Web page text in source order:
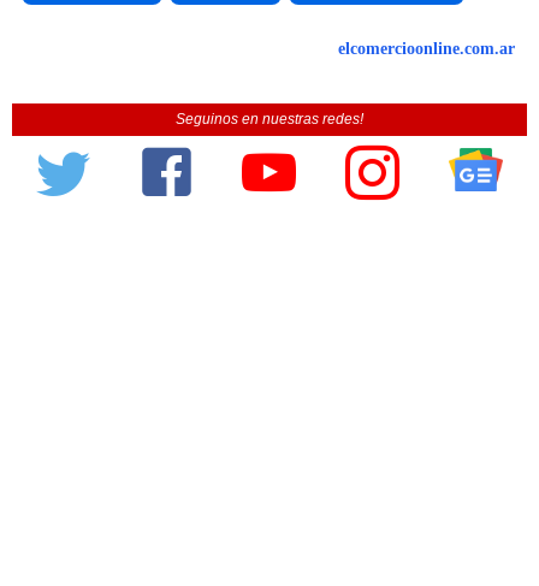
elcomercioonline.com.ar
Seguinos en nuestras redes!